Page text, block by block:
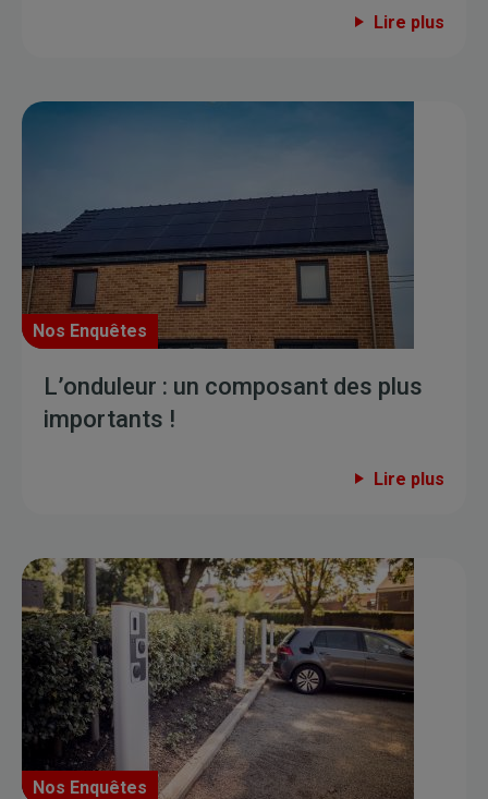
Lire plus
Nos Enquêtes
L’onduleur : un composant des plus
importants !
Lire plus
Nos Enquêtes